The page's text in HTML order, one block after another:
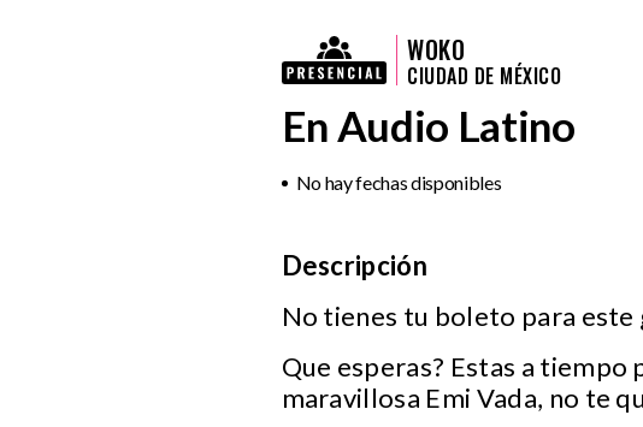
WOKO
CIUDAD DE MÉXICO
En Audio Latino
No hay fechas disponibles
Descripción
No tienes tu boleto para este
Que esperas? Estas a
maravillosa Emi Vada, no te